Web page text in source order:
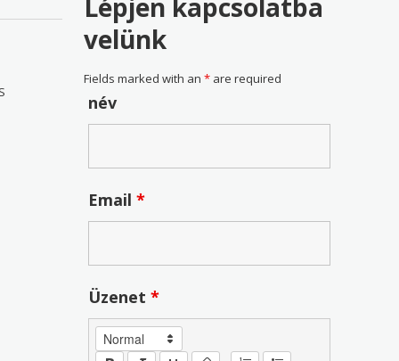
velünk
Fields marked with an* are required
név
Email*
Üzenet*